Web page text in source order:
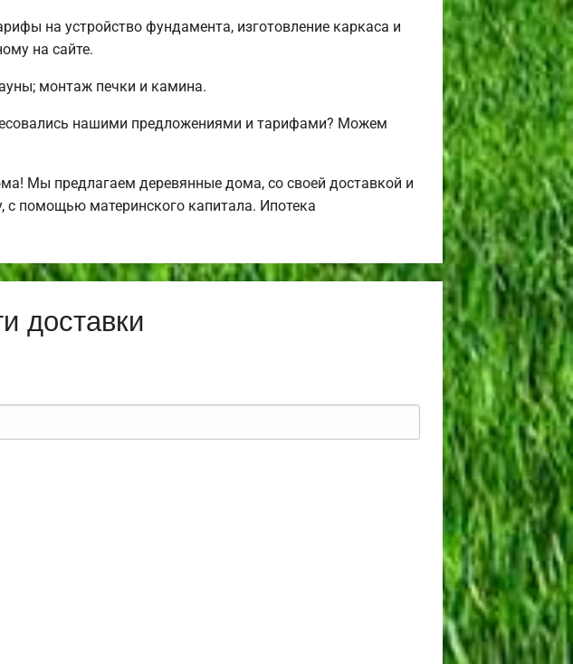
на устройство фундамента, изготовление каркаса и
на сайте.
монтаж печки и камина.
нашими предложениями и тарифами? Можем
Мы предлагаем деревянные дома, со своей доставкой и
с помощью материнского капитала. Ипотека
доставки